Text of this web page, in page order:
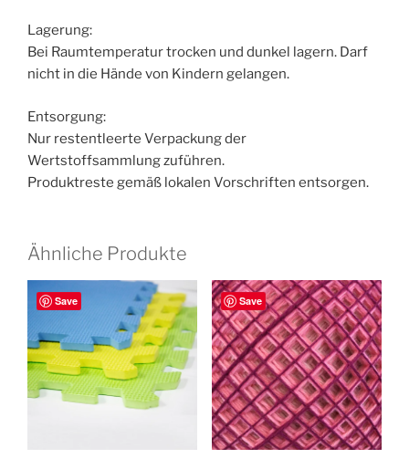
Lagerung:
Bei Raumtemperatur trocken und dunkel lagern. Darf
nicht in die Hände von Kindern gelangen.
Entsorgung:
Nur restentleerte Verpackung der
Wertstoffsammlung zuführen.
Produktreste gemäß lokalen Vorschriften entsorgen.
Ähnliche Produkte
Save Save